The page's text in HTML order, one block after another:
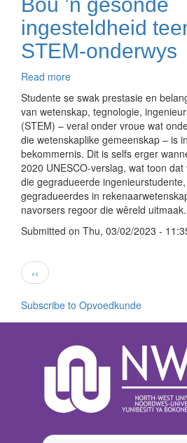
ingesteldheid
STEM-onderwys
Read more
’n
gesonde
ingesteldheid
teenoor
STEM-
onderwys
Studente se swak prestasie en
van wetenskap, tegnologie,
(STEM) – veral onder vroue wat
die wetenskaplike gemeenskap – is
bekommernis. Dit is selfs erger
2020 UNESCO-verslag, wat toon
die gegradueerde
gegradueerdes in
navorsers regoor die wêreld uitmaak.
Submitted on Thu, 03/02/2023 -
Pagination
Previous
page
‹‹
Subscribe to Opvoedkunde